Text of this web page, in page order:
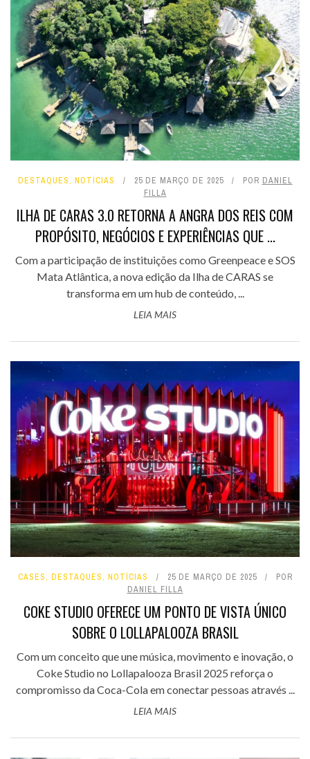
DESTAQUES, NOTÍCIAS 25 DE MARÇO DE 2025 POR DANIEL
FILLA
ILHA DE CARAS 3.0 RETORNA A ANGRA DOS REIS COM
PROPÓSITO, NEGÓCIOS E EXPERIÊNCIAS QUE ...
Com a participação de instituições como Greenpeace e SOS
Mata Atlântica, a nova edição da Ilha de CARAS se
transforma em um hub de conteúdo, ...
LEIA MAIS
CASES, DESTAQUES, NOTÍCIAS 25 DE MARÇO DE 2025
POR
DANIEL FILLA
COKE STUDIO OFERECE UM PONTO DE VISTA ÚNICO
SOBRE O LOLLAPALOOZA BRASIL
Com um conceito que une música, movimento e inovação, o
Coke Studio no Lollapalooza Brasil 2025 reforça o
compromisso da Coca-Cola em conectar pessoas através ...
LEIA MAIS